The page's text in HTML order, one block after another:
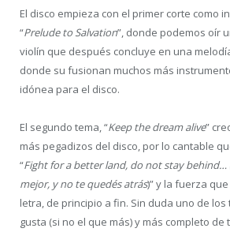
El disco empieza con el primer corte como
“Prelude to Salvation”, donde podemos oír
violín que después concluye en una
donde su fusionan muchos más
idónea para el disco.
El segundo tema, “Keep the dream alive”
más pegadizos del disco, por lo cantable
“Fight for a better land, do not stay
mejor, y no te quedés atrás)” y la fuerza
letra, de principio a fin. Sin duda uno de los
gusta (si no el que más) y más completo